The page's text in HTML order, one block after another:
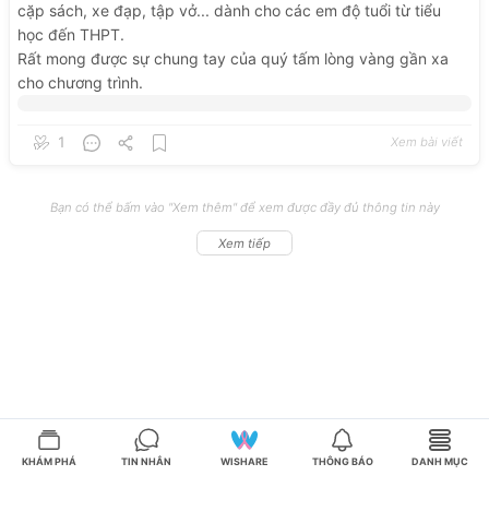
cặp sách, xe đạp, tập vở... dành cho các em độ tuổi từ tiểu
học đến THPT.
Rất mong được sự chung tay của quý tấm lòng vàng gần xa
cho chương trình.
1 Xem bài viết
Bạn có thể bấm vào "Xem thêm" để xem được đầy đủ thông tin này
Xem tiếp
KHÁM PHÁ TIN NHẮN WISHARE THÔNG BÁO DANH MỤC